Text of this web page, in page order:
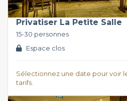
Privatiser La Petite Salle
15-30 personnes
Espace clos
Sélectionnez une date pour voir
tarifs.